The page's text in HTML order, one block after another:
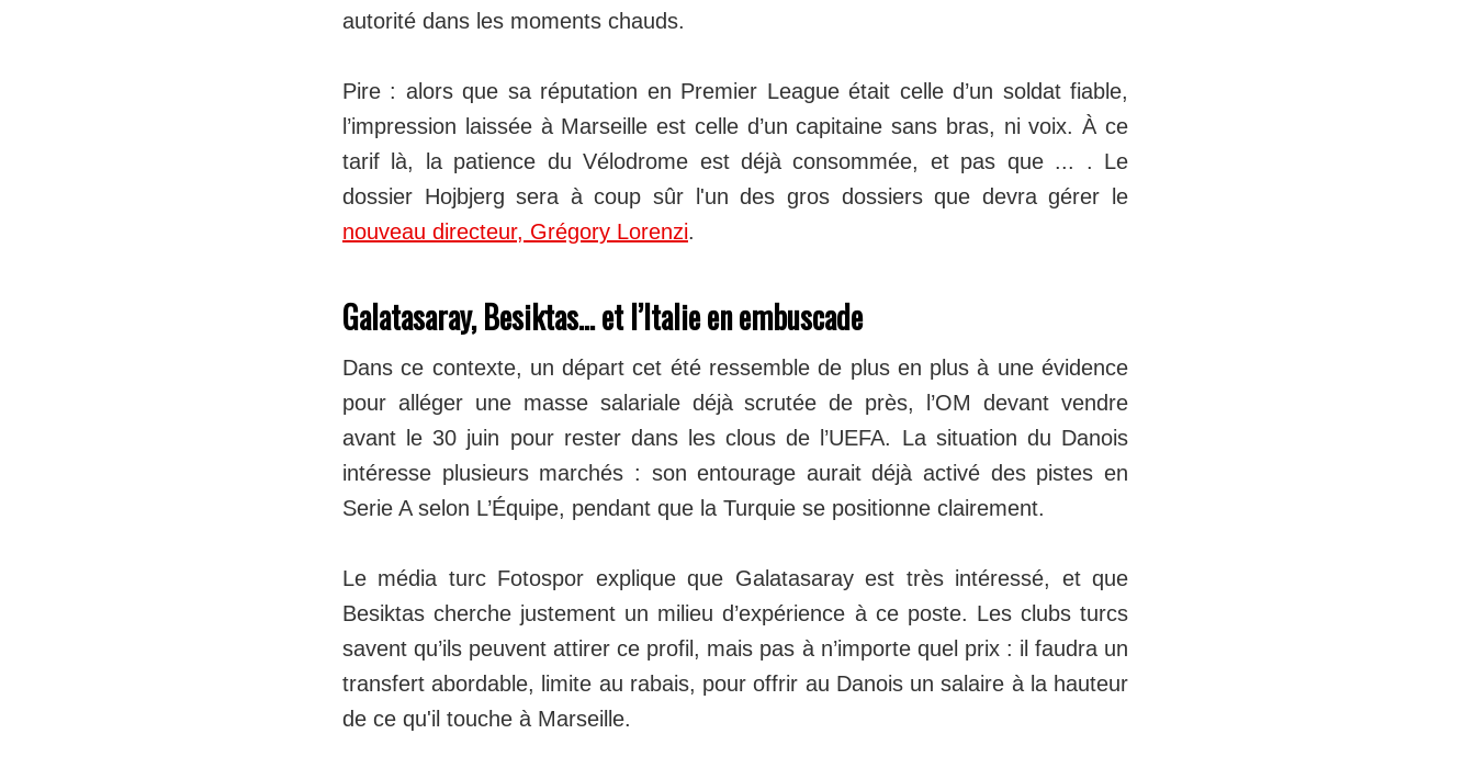
autorité dans les moments chauds.
Pire : alors que sa réputation en Premier League était celle d’un soldat fiable,
l’impression laissée à Marseille est celle d’un capitaine sans bras, ni voix. À ce
tarif là, la patience du Vélodrome est déjà consommée, et pas que ... . Le
dossier Hojbjerg sera à coup sûr l'un des gros dossiers que devra gérer le
nouveau directeur, Grégory Lorenzi.
Galatasaray, Besiktas… et l’Italie en embuscade
Dans ce contexte, un départ cet été ressemble de plus en plus à une évidence
pour alléger une masse salariale déjà scrutée de près, l’OM devant vendre
avant le 30 juin pour rester dans les clous de l’UEFA. La situation du Danois
intéresse plusieurs marchés : son entourage aurait déjà activé des pistes en
Serie A selon L’Équipe, pendant que la Turquie se positionne clairement.
Le média turc Fotospor explique que Galatasaray est très intéressé, et que
Besiktas cherche justement un milieu d’expérience à ce poste. Les clubs turcs
savent qu’ils peuvent attirer ce profil, mais pas à n’importe quel prix : il faudra un
transfert abordable, limite au rabais, pour offrir au Danois un salaire à la hauteur
de ce qu'il touche à Marseille.